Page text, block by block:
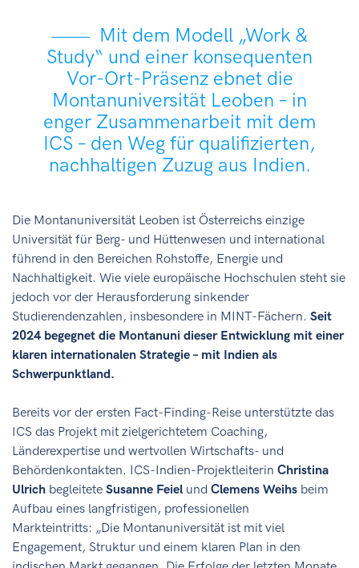
Mit dem Modell „Work &
Study“ und einer konsequenten
Vor-Ort-Präsenz ebnet die
Montanuniversität Leoben – in
enger Zusammenarbeit mit dem
ICS – den Weg für qualifizierten,
nachhaltigen Zuzug aus Indien.
Die Montanuniversität Leoben ist Österreichs einzige
Universität für Berg- und Hüttenwesen und international
führend in den Bereichen Rohstoffe, Energie und
Nachhaltigkeit. Wie viele europäische Hochschulen steht sie
jedoch vor der Herausforderung sinkender
Studierendenzahlen, insbesondere in MINT-Fächern. Seit
2024 begegnet die Montanuni dieser Entwicklung mit einer
klaren internationalen Strategie – mit Indien als
Schwerpunktland.
Bereits vor der ersten Fact-Finding-Reise unterstützte das
ICS das Projekt mit zielgerichtetem Coaching,
Länderexpertise und wertvollen Wirtschafts- und
Behördenkontakten. ICS-Indien-Projektleiterin Christina
Ulrich begleitete Susanne Feielund Clemens Weihs beim
Aufbau eines langfristigen, professionellen
Markteintritts: „Die Montanuniversität ist mit viel
Engagement, Struktur und einem klaren Plan in den